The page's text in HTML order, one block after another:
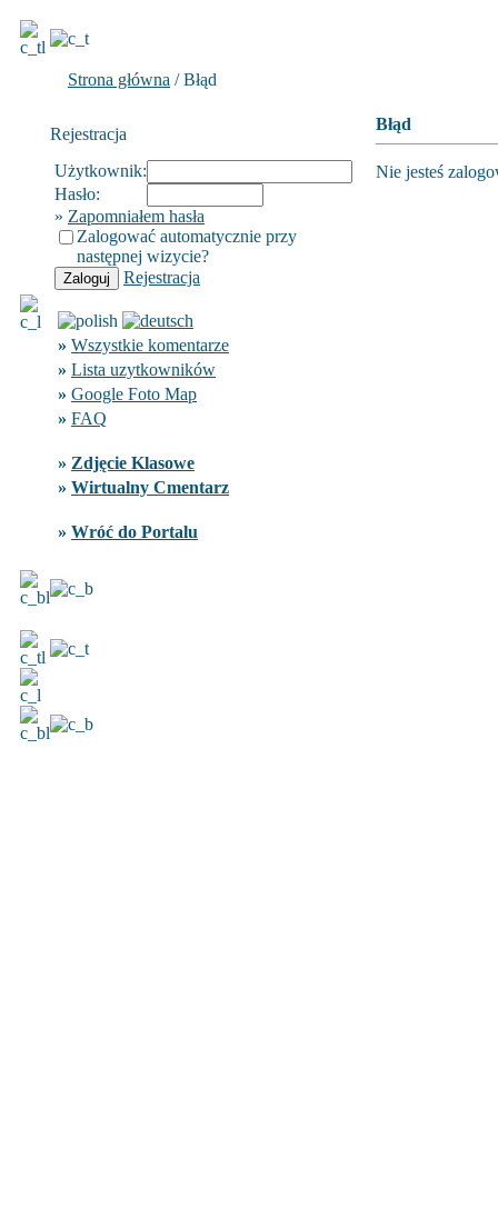
Strona główna / Błąd
Rejestracja
Użytkownik:
Hasło:
» Zapomniałem hasła
Zalogować automatycznie przy
następnej wizycie?
Rejestracja
» Wszystkie komentarze
» Lista uzytkowników
» Google Foto Map
» FAQ
» Zdjęcie Klasowe
» Wirtualny Cmentarz
» Wróć do Portalu
Błąd
Nie jesteś